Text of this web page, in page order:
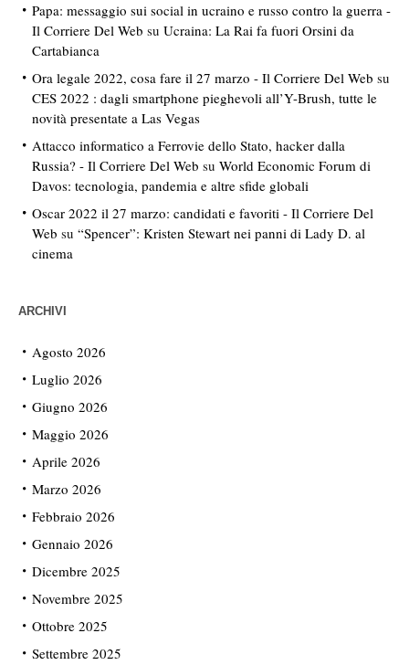
Papa: messaggio sui social in ucraino e russo contro la guerra -
Il Corriere Del Web su Ucraina: La Rai fa fuori Orsini da
Cartabianca
Ora legale 2022, cosa fare il 27 marzo - Il Corriere Del Web su
CES 2022 : dagli smartphone pieghevoli all’Y-Brush, tutte le
novità presentate a Las Vegas
Attacco informatico a Ferrovie dello Stato, hacker dalla
Russia? - Il Corriere Del Web su World Economic Forum di
Davos: tecnologia, pandemia e altre sfide globali
Oscar 2022 il 27 marzo: candidati e favoriti - Il Corriere Del
Web su “Spencer”: Kristen Stewart nei panni di Lady D. al
cinema
ARCHIVI
Agosto 2026
Luglio 2026
Giugno 2026
Maggio 2026
Aprile 2026
Marzo 2026
Febbraio 2026
Gennaio 2026
Dicembre 2025
Novembre 2025
Ottobre 2025
Settembre 2025